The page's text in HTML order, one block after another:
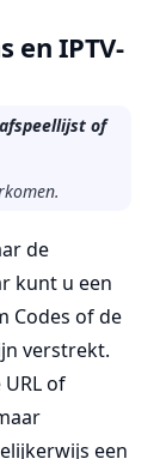
en IPTV-
of
de
kunt u een
Codes of de
verstrekt.
of
een